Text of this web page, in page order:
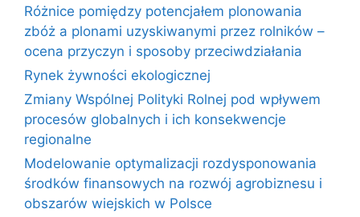
Różnice pomiędzy potencjałem plonowania
zbóż a plonami uzyskiwanymi przez rolników –
ocena przyczyn i sposoby przeciwdziałania
Rynek żywności ekologicznej
Zmiany Wspólnej Polityki Rolnej pod wpływem
procesów globalnych i ich konsekwencje
regionalne
Modelowanie optymalizacji rozdysponowania
środków finansowych na rozwój agrobiznesu i
obszarów wiejskich w Polsce